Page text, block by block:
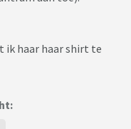
ik haar haar shirt te